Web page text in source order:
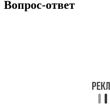
Вопрос-ответ